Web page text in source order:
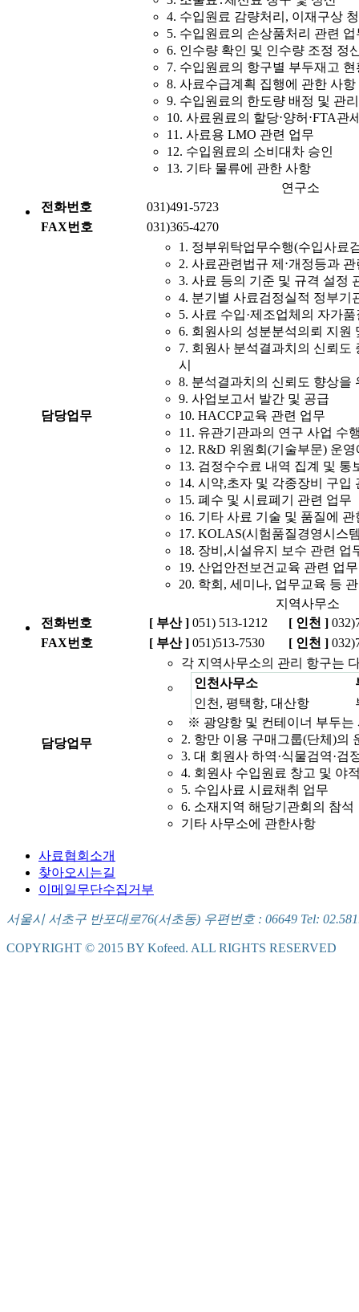
4. 수입원료 감량처리, 이재구상
5. 수입원료의 손상품처리 관련 업
6. 인수량 확인 및 인수량 조정 정
7. 수입원료의 항구별 부두재고 현
8. 사료수급계획 집행에 관한 사항
9. 수입원료의 한도량 배정 및 관리
10. 사료원료의 할당⋅양허⋅FTA관
11. 사료용 LMO 관련 업무
12. 수입원료의 소비대차 승인
13. 기타 물류에 관한 사항
연구소
전화번호
031)491-5723
FAX번호
031)365-4270
담당업무
1. 정부위탁업무수행(수입사료
2. 사료관련법규 제⋅개정등과
3. 사료 등의 기준 및 규격 설정
4. 분기별 사료검정실적 정부기
5. 사료 수입·제조업체의 자가
6. 회원사의 성분분석의뢰 지원
7. 회원사 분석결과치의 신뢰도
시
8. 분석결과치의 신뢰도 향상을
9. 사업보고서 발간 및 공급
10. HACCP교육 관련 업무
11. 유관기관과의 연구 사업 수
12. R&D 위원회(기술부문) 운
13. 검정수수료 내역 집계 및 통
14. 시약,초자 및 각종장비 구입
15. 폐수 및 시료폐기 관련 업무
16. 기타 사료 기술 및 품질에
17. KOLAS(시험품질경영시스
18. 장비,시설유지 보수 관련 업
19. 산업안전보건교육 관련 업무
20. 학회, 세미나, 업무교육 등
지역사무소
전화번호
[ 부산 ] 051) 513-1212 [ 인천 ]
FAX번호
[ 부산 ] 051)513-7530 [ 인천 ]
담당업무
각 지역사무소의 관리 항구는
인천사무소
인천, 평택항, 대산항
※ 광양항 및 컨테이너 부두는
2. 항만 이용 구매그룹(단체)의
3. 대 회원사 하역·식물검역·검
4. 회원사 수입원료 창고 및 야
5. 수입사료 시료채취 업무
6. 소재지역 해당기관회의 참석
기타 사무소에 관한사항
사료협회소개
찾아오시는길
이메일무단수집거부
서울시 서초구 반포대로76(서초동) 우편번호 : 06649 Tel:
COPYRIGHT © 2015 BY Kofeed. ALL RIGHTS RESERVED